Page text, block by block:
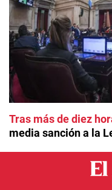
Tras más de diez
media sanción a la